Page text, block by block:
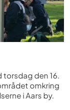
den 16.
omkring
i Aars by.